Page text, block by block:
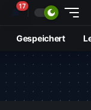
🔔17
Gespeichert